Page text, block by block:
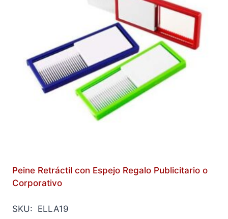
Peine Retráctil con Espejo Regalo Publicitario o
Corporativo
SKU: ELLA19